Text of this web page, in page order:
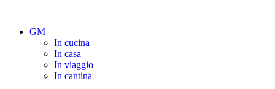
GM
In cucina
In casa
In viaggio
In cantina